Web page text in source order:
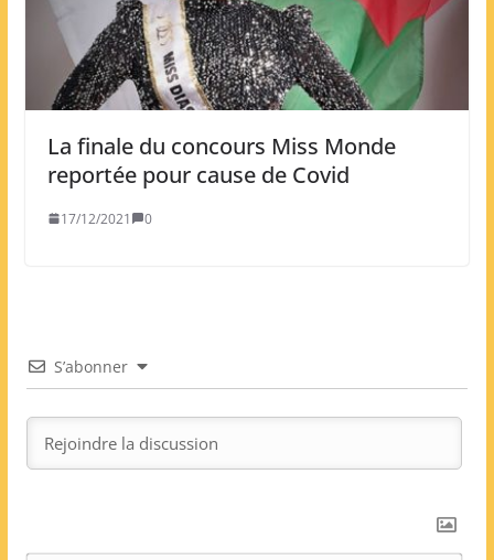
La finale du concours Miss Monde
reportée pour cause de Covid
17/12/2021 0
S’abonner